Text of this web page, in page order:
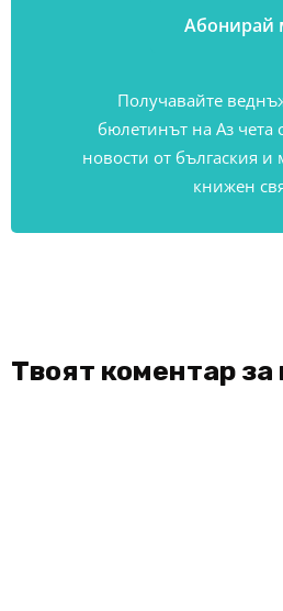
Получавайте
бюлетинът на Аз чета
новости от бългаския
книжен
Твоят коментар за